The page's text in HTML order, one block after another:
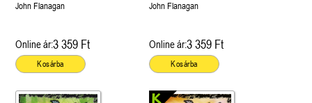
John Flanagan
Online ár:3 359 Ft
Kosárba
John Flanagan
Online ár:3 359 Ft
Kosárba